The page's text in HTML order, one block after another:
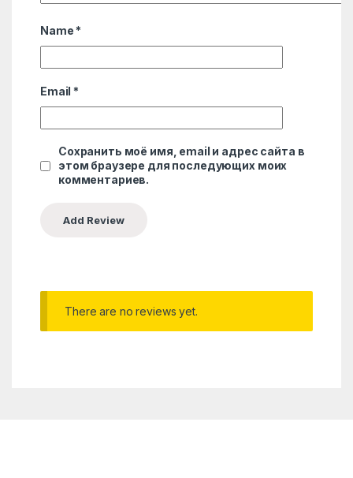
Name *
Email *
Сохранить моё имя, email и адрес сайта в
этом браузере для последующих моих
комментариев.
There are no reviews yet.